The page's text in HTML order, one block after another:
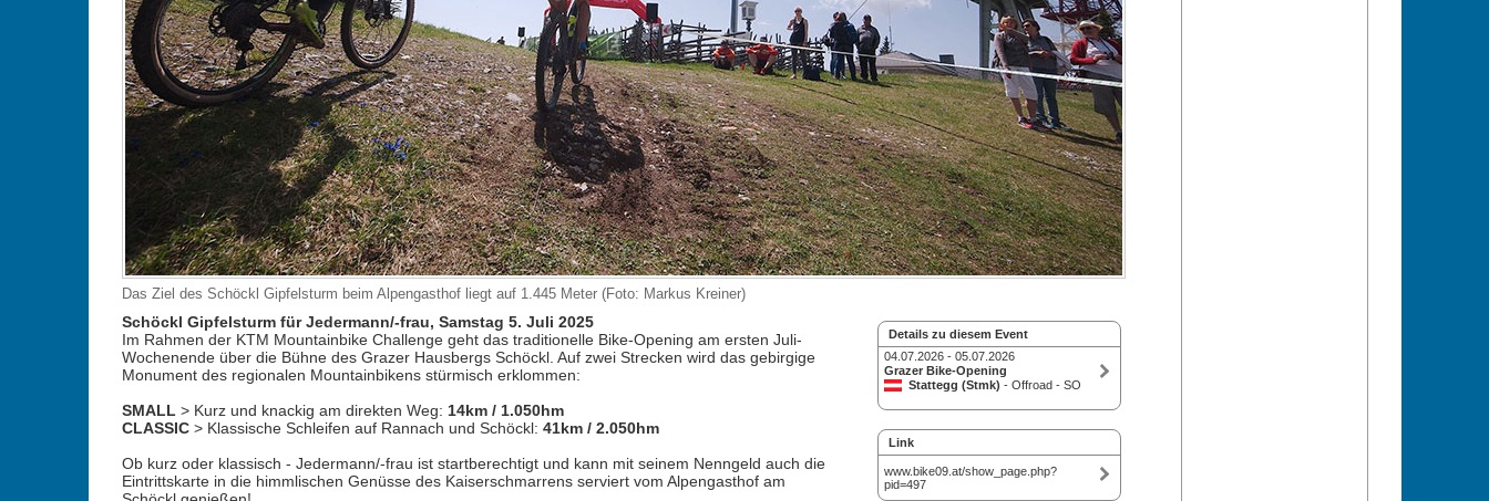
Das Ziel des Schöckl Gipfelsturm beim Alpengasthof liegt auf 1.445 Meter (Foto: Markus Kreiner)
Details zu diesem Event
04.07.2026 - 05.07.2026
Grazer Bike-Opening
Stattegg (Stmk) - Offroad - SO
Link
www.bike09.at/show_page.php?
pid=497
Schöckl Gipfelsturm für Jedermann/-frau, Samstag 5. Juli 2025
Im Rahmen der KTM Mountainbike Challenge geht das traditionelle Bike-Opening am ersten Juli-
Wochenende über die Bühne des Grazer Hausbergs Schöckl. Auf zwei Strecken wird das gebirgige
Monument des regionalen Mountainbikens stürmisch erklommen:
SMALL > Kurz und knackig am direkten Weg: 14km / 1.050hm
CLASSIC> Klassische Schleifen auf Rannach und Schöckl: 41km / 2.050hm
Ob kurz oder klassisch - Jedermann/-frau ist startberechtigt und kann mit seinem Nenngeld auch die
Eintrittskarte in die himmlischen Genüsse des Kaiserschmarrens serviert vom Alpengasthof am